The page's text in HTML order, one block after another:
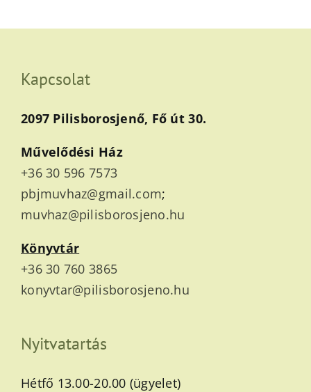
Kapcsolat
2097 Pilisborosjenő, Fő út 30.
Művelődési Ház
+36 30 596 7573
pbjmuvhaz@gmail.com;
muvhaz@pilisborosjeno.hu
Könyvtár
+36 30 760 3865
konyvtar@pilisborosjeno.hu
Nyitvatartás
Hétfő 13.00-20.00 (ügyelet)